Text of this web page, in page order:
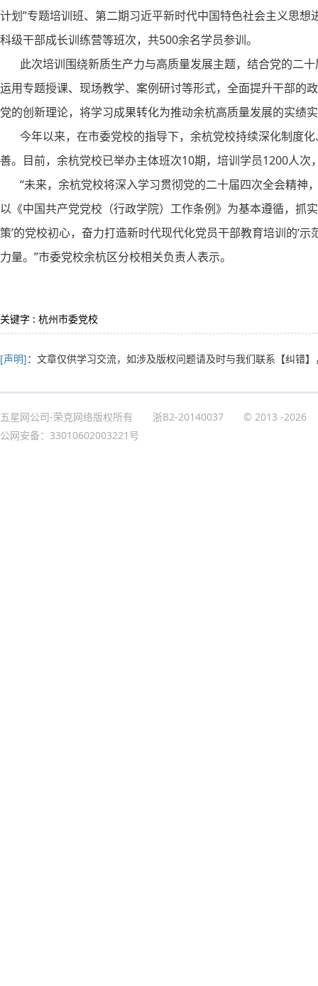
计划”专题培训班、第二期习近平新时代中国特色社会主义思
科级干部成长训练营等班次，共500余名学员参训。
此次培训围绕新质生产力与高质量发展主题，结合党的二
运用专题授课、现场教学、案例研讨等形式，全面提升干部的
党的创新理论，将学习成果转化为推动余杭高质量发展的实绩
今年以来，在市委党校的指导下，余杭党校持续深化制度
善。目前，余杭党校已举办主体班次10期，培训学员1200人次
“未来，余杭党校将深入学习贯彻党的二十届四次全会精神
以《中国共产党党校（行政学院）工作条例》为基本遵循，抓
策’的党校初心，奋力打造新时代现代化党员干部教育培训的‘
力量。”市委党校余杭区分校相关负责人表示。
关键字 : 杭州市委党校
[声明]：文章仅供学习交流，如涉及版权问题请及时与我们联系 【纠错】
五星网公司-荣克网络版权所有 浙B2-20140037 © 2013 -2026
公网安备：33010602003221号